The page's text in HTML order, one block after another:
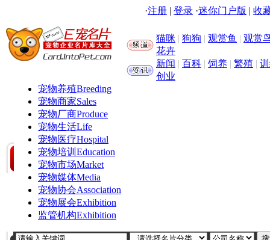
·注册 | 登录 ·迷你门户版 | 收
猫咪 | 狗狗 | 观赏鱼 | 观赏
花卉
新闻 | 百科 | 饲养 | 繁殖 |
创业
宠物养殖Breeding
宠物商家Sales
宠物厂商Produce
宠物生活Life
宠物医疗Hospital
宠物培训 Education
宠物市场Market
宠物媒体Media
宠物协会Association
宠物展会Exhibition
监管机构Exhibition